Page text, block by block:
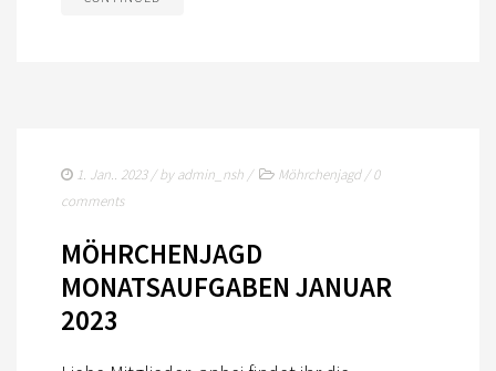
1. Jan.. 2023/ byadmin_nsh / Möhrchenjagd/0
comments
MÖHRCHENJAGD
MONATSAUFGABEN JANUAR
2023